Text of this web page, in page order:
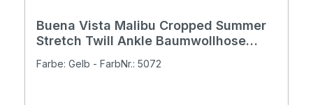
Buena Vista Malibu Cropped Summer
Stretch Twill Ankle Baumwollhose
Farbe: Gelb - FarbNr.: 5072